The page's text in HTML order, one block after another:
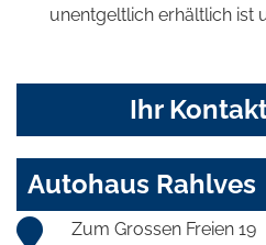
unentgeltlich erhältlich ist
Ihr
Autohaus Rahlves
Zum Grossen Freien 19